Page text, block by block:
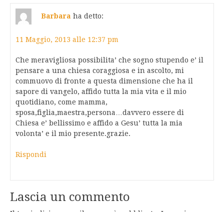
Barbara ha detto:
11 Maggio, 2013 alle 12:37 pm
Che meravigliosa possibilita’ che sogno stupendo e’ il
pensare a una chiesa coraggiosa e in ascolto, mi
commuovo di fronte a questa dimensione che ha il
sapore di vangelo, affido tutta la mia vita e il mio
quotidiano, come mamma,
sposa,figlia,maestra,persona…davvero essere di
Chiesa e’ bellissimo e affido a Gesu’ tutta la mia
volonta’ e il mio presente.grazie.
Rispondi
Lascia un commento